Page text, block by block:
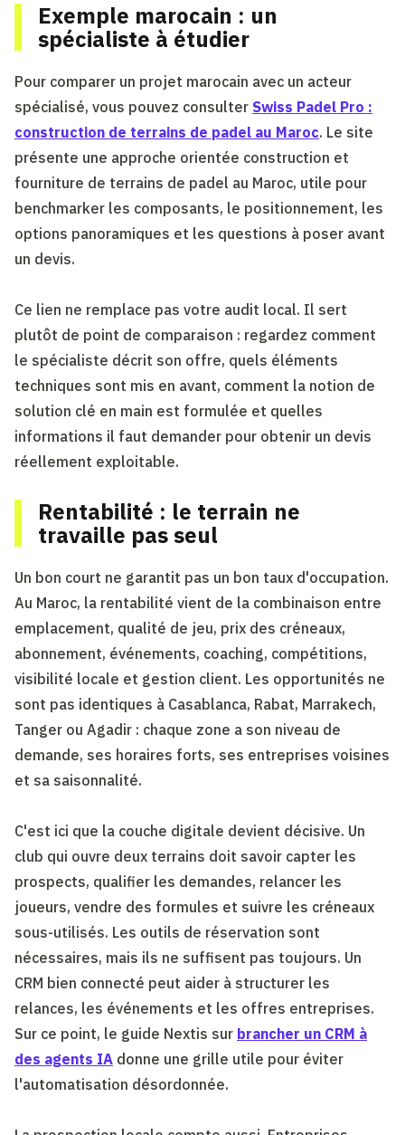
Exemple marocain : un
spécialiste à étudier
Pour comparer un projet marocain avec un acteur
spécialisé, vous pouvez consulter Swiss Padel Pro :
construction de terrains de padel au Maroc. Le site
présente une approche orientée construction et
fourniture de terrains de padel au Maroc, utile pour
benchmarker les composants, le positionnement, les
options panoramiques et les questions à poser avant
un devis.
Ce lien ne remplace pas votre audit local. Il sert
plutôt de point de comparaison : regardez comment
le spécialiste décrit son offre, quels éléments
techniques sont mis en avant, comment la notion de
solution clé en main est formulée et quelles
informations il faut demander pour obtenir un devis
réellement exploitable.
Rentabilité : le terrain ne
travaille pas seul
Un bon court ne garantit pas un bon taux d'occupation.
Au Maroc, la rentabilité vient de la combinaison entre
emplacement, qualité de jeu, prix des créneaux,
abonnement, événements, coaching, compétitions,
visibilité locale et gestion client. Les opportunités ne
sont pas identiques à Casablanca, Rabat, Marrakech,
Tanger ou Agadir : chaque zone a son niveau de
demande, ses horaires forts, ses entreprises voisines
et sa saisonnalité.
C'est ici que la couche digitale devient décisive. Un
club qui ouvre deux terrains doit savoir capter les
prospects, qualifier les demandes, relancer les
joueurs, vendre des formules et suivre les créneaux
sous-utilisés. Les outils de réservation sont
nécessaires, mais ils ne suffisent pas toujours. Un
CRM bien connecté peut aider à structurer les
relances, les événements et les offres entreprises.
Sur ce point, le guide Nextis sur brancher un CRM à
des agents IA donne une grille utile pour éviter
l'automatisation désordonnée.